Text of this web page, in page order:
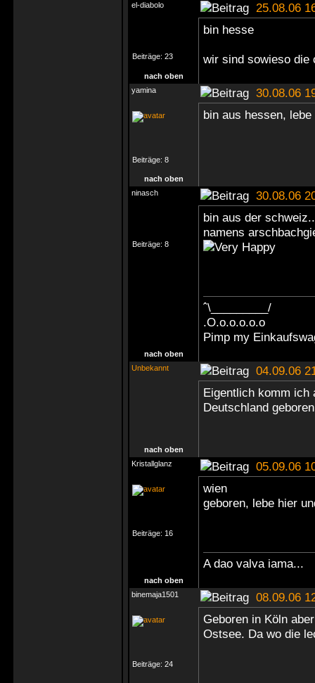
el-diabolo
25.08.06
Beiträge: 23
bin hesse
wir sind sowieso
nach oben
yamina
30.08.06
Beiträge: 8
bin aus hessen,
nach oben
ninasch
30.08.06
Beiträge: 8
bin aus der
namens
ˆ\_________/
.O.o.o.o.o.o
Pimp my
nach oben
Unbekannt
04.09.06
Eigentlich komm ich
Deutschland
nach oben
Kristallglanz
05.09.06
Beiträge: 16
wien
geboren, lebe hier
A dao valva iama...
nach oben
binemaja1501
08.09.06
Beiträge: 24
Geboren in Köln
Ostsee. Da wo die